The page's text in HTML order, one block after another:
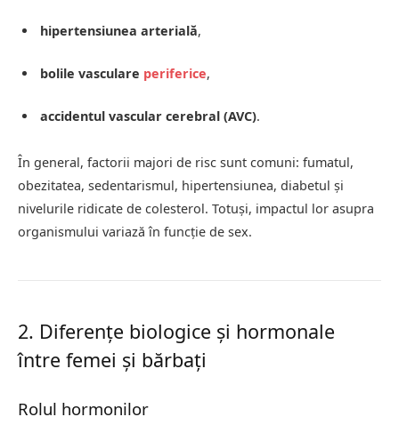
hipertensiunea arterială,
bolile vasculare periferice,
accidentul vascular cerebral (AVC).
În general, factorii majori de risc sunt comuni: fumatul,
obezitatea, sedentarismul, hipertensiunea, diabetul și
nivelurile ridicate de colesterol. Totuși, impactul lor asupra
organismului variază în funcție de sex.
2. Diferențe biologice și hormonale
între femei și bărbați
Rolul hormonilor